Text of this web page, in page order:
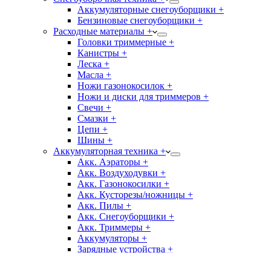
Аккумуляторные снегоуборщики +
Бензиновые снегоуборщики +
Расходные материалы +
Головки триммерные +
Канистры +
Леска +
Масла +
Ножи газонокосилок +
Ножи и диски для триммеров +
Свечи +
Смазки +
Цепи +
Шины +
Аккумуляторная техника +
Акк. Аэраторы +
Акк. Воздуходувки +
Акк. Газонокосилки +
Акк. Кусторезы/ножницы +
Акк. Пилы +
Акк. Снегоуборщики +
Акк. Триммеры +
Аккумуляторы +
Зарядные устройства +